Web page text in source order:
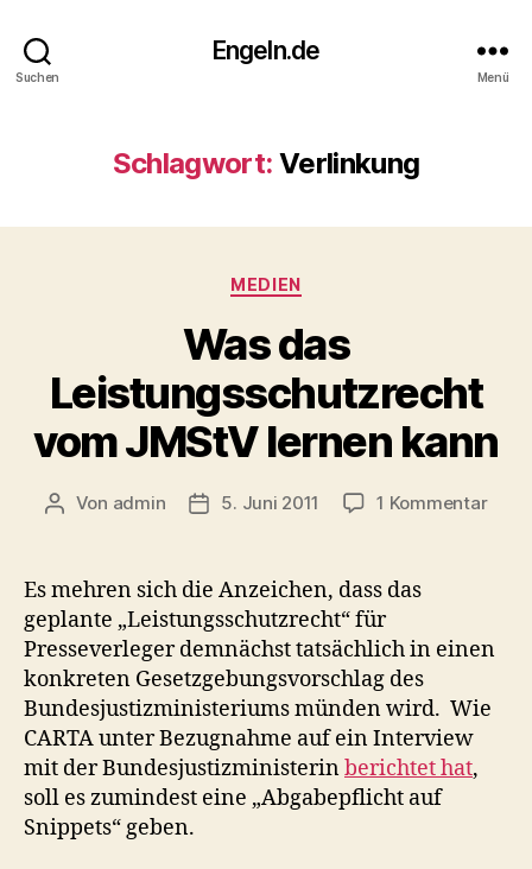
Suchen
Engeln.de
Menü
Schlagwort: Verlinkung
Kategorien
MEDIEN
Was das
Leistungsschutzrecht
vom JMStV lernen kann
Beitragsautor
Von admin Veröffentlichungsdatum
5. Juni 2011 1 Kommentarzu
Es mehren sich die Anzeichen, dass das
geplante „Leistungsschutzrecht“ für
Presseverleger demnächst tatsächlich in einen
konkreten Gesetzgebungsvorschlag des
Bundesjustizministeriums münden wird. Wie
CARTA unter Bezugnahme auf ein Interview
mit der Bundesjustizministerinberichtet hat,
soll es zumindest eine „Abgabepflicht auf
Snippets“ geben.